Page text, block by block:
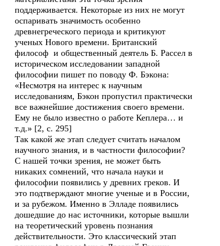
поддерживается. Некоторые из них не могут
оспаривать значимость особенно
древнегреческого периода и критикуют
ученых Нового времени. Британский
философ и общественный деятель Б. Рассел в
историческом исследовании западной
философии пишет по поводу Ф. Бэкона:
«Несмотря на интерес к научным
исследованиям, Бэкон пропустил практически
все важнейшие достижения своего времени.
Ему не было известно о работе Кеплера… и
т.д.» [2, с. 295]
Так какой же этап следует считать началом
научного знания, и в частности философии?
С нашей точки зрения, не может быть
никаких сомнений, что начала науки и
философии появились у древних греков. И
это подтверждают многие ученые и в России,
и за рубежом. Именно в Элладе появились
дошедшие до нас источники, которые вышли
на теоретический уровень познания
действительности. Это классический этап